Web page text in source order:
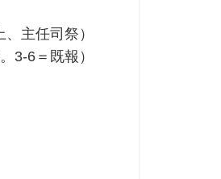
、主任司祭）
3-6＝既報）